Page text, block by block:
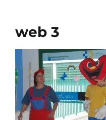
CONTACTO
web 3